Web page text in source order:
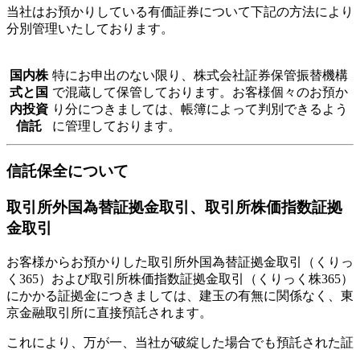
当社はお預かりしている有価証券について下記の方法により
分別管理いたしております。
国内株
式と国
内投資
信託
特にお申出のない限り、株式会社証券保管振替機構
で混蔵して保管しております。お客様個々のお預か
り分につきましては、帳簿によって判別できるよう
に管理しております。
信託保全について
取引所外国為替証拠金取引、取引所株価指数証拠
金取引
お客様からお預かりした取引所外国為替証拠金取引（くりっ
く365）および取引所株価指数証拠金取引（くりっく株365）
にかかる証拠金につきましては、建玉の有無に関係なく、東
京金融取引所に直接預託されます。
これにより、万が一、当社が破綻した場合でも預託された証